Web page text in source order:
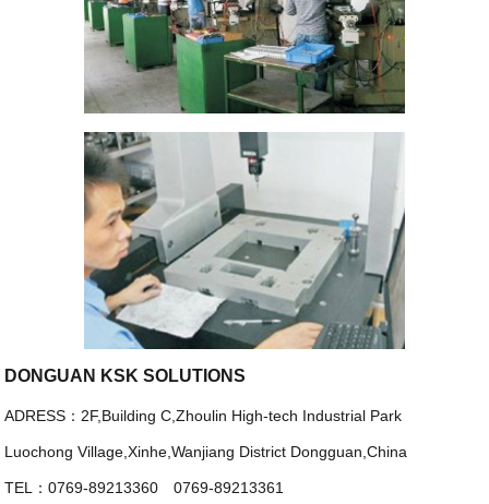
DONGUAN KSK SOLUTIONS
ADRESS：2F,Building C,Zhoulin High-tech Industrial Park
Luochong Village,Xinhe,Wanjiang District Dongguan,China
TEL：0769-89213360 0769-89213361